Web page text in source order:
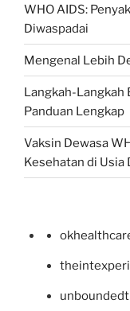
WHO AIDS:
Diwaspadai
Mengenal Lebih
Langkah-Langkah
Panduan Lengkap
Vaksin Dewasa
Kesehatan di Usia